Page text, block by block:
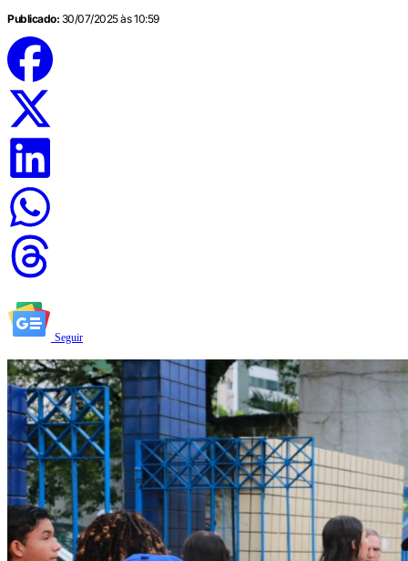
Publicado: 30/07/2025 às 10:59
Seguir